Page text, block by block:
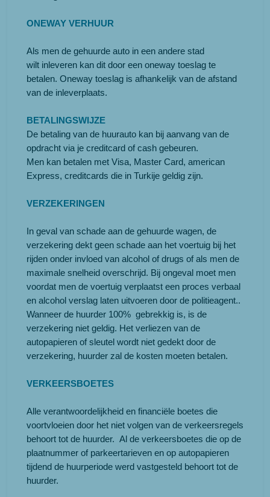
ONEWAY VERHUUR
Als men de gehuurde auto in een andere stad
wilt inleveren kan dit door een oneway toeslag te
betalen. Oneway toeslag is afhankelijk van de afstand
van de inleverplaats.
BETALINGSWIJZE
De betaling van de huurauto kan bij aanvang van de
opdracht via je creditcard of cash gebeuren.
Men kan betalen met Visa, Master Card, american
Express, creditcards die in Turkije geldig zijn.
VERZEKERINGEN
In geval van schade aan de gehuurde wagen, de
verzekering dekt geen schade aan het voertuig bij het
rijden onder invloed van alcohol of drugs of als men de
maximale snelheid overschrijd. Bij ongeval moet men
voordat men de voertuig verplaatst een proces verbaal
en alcohol verslag laten uitvoeren door de politieagent..
Wanneer de huurder 100% gebrekkig is, is de
verzekering niet geldig. Het verliezen van de
autopapieren of sleutel wordt niet gedekt door de
verzekering, huurder zal de kosten moeten betalen.
VERKEERSBOETES
Alle verantwoordelijkheid en financiële boetes die
voortvloeien door het niet volgen van de verkeersregels
behoort tot de huurder. Al de verkeersboetes die op de
plaatnummer of parkeertarieven en op autopapieren
tijdend de huurperiode werd vastgesteld behoort tot de
huurder.